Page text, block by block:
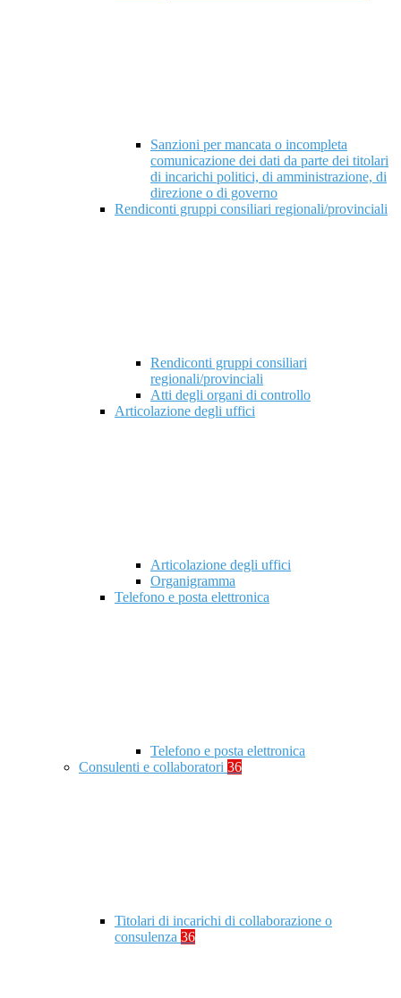
Sanzioni per mancata o incompleta
comunicazione dei dati da parte dei titolari
di incarichi politici, di amministrazione, di
direzione o di governo
Rendiconti gruppi consiliari regionali/provinciali
Rendiconti gruppi consiliari
regionali/provinciali
Atti degli organi di controllo
Articolazione degli uffici
Articolazione degli uffici
Organigramma
Telefono e posta elettronica
Telefono e posta elettronica
Consulenti e collaboratori 36
Titolari di incarichi di collaborazione o
consulenza 36